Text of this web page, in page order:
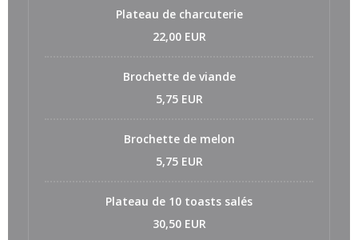
Plateau de charcuterie
22,00 EUR
Brochette de viande
5,75 EUR
Brochette de melon
5,75 EUR
Plateau de 10 toasts salés
30,50 EUR